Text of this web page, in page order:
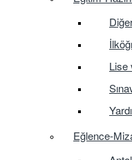
Lise
Eğlence-